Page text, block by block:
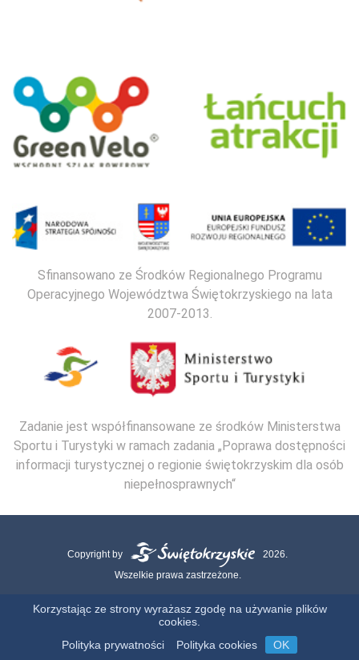
Sfinansowano ze Środków Regionalnego Programu
Operacyjnego Województwa Świętokrzyskiego na lata
2007-2013.
Zadanie jest współfinansowane ze środków Ministerstwa
Sportu i Turystyki w ramach zadania „Poprawa dostępności
informacji turystycznej o regionie świętokrzyskim dla osób
niepełnosprawnych“
Copyright by
2026.
Wszelkie prawa zastrzeżone.
Korzystając ze strony wyrażasz zgodę na używanie plików
cookies.
Polityka prywatności
Polityka cookies OK